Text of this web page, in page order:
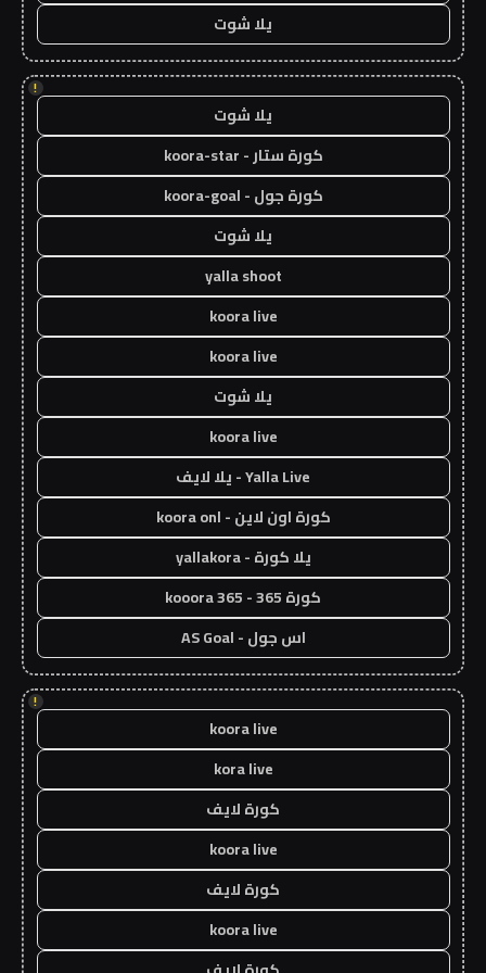
يلا شوت
!
يلا شوت
كورة ستار - koora-star
كورة جول - koora-goal
يلا شوت
yalla shoot
koora live
koora live
يلا شوت
koora live
Yalla Live - يلا لايف
كورة اون لاين - koora onl
يلا كورة - yallakora
كورة 365 - kooora 365
اس جول - AS Goal
!
koora live
kora live
كورة لايف
koora live
كورة لايف
koora live